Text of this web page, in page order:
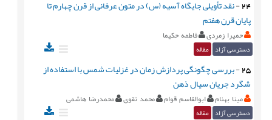
24
-نقد تأویلی جایگاه آسیه (س) در متون عرفانی از قرن چهارم تا
پایان قرن هفتم
حمیرا زمردی فاطمه حکیما
دسترسی آزاد مقاله
25
-بررسی چگونگی پردازش زمان در غزلیات شمس با استفاده از
شگرد جريان سيال ذهن
مینا بهنام ابوالقاسم قوام محمد تقوی محمدرضا هاشمی
دسترسی آزاد مقاله